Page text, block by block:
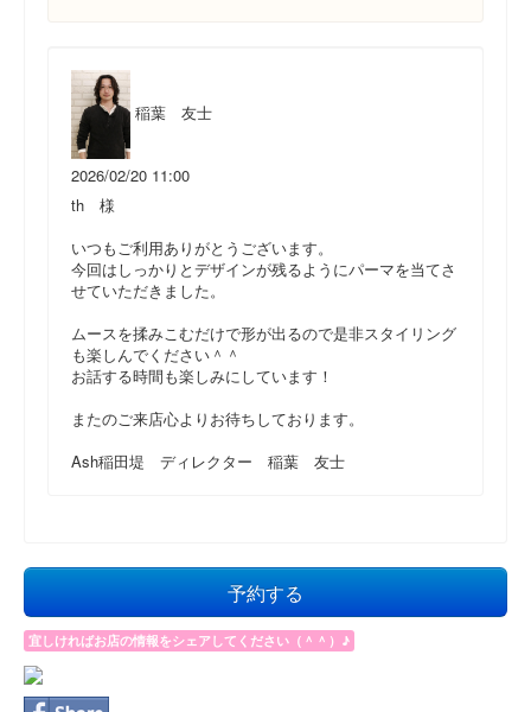
稲葉 友士
2026/02/20 11:00
th 様
いつもご利用ありがとうございます。
今回はしっかりとデザインが残るようにパーマを当てさ
せていただきました。
ムースを揉みこむだけで形が出るので是非スタイリング
も楽しんでください＾＾
お話する時間も楽しみにしています！
またのご来店心よりお待ちしております。
Ash稲田堤 ディレクター 稲葉 友士
予約する
宜しければお店の情報をシェアしてください（＾＾）♪